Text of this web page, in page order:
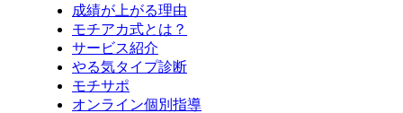
成績が上がる理由
モチアカ式とは？
サービス紹介
やる気タイプ診断
モチサポ
オンライン個別指導